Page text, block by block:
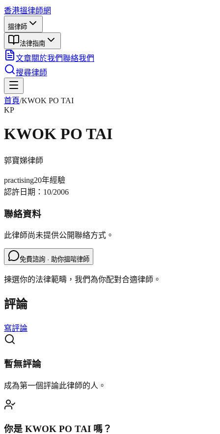
香港搵律師網
搵律師
法律指南
文章關於我們聯絡我們
搜尋律師
首頁/KWOK PO TAI
KP
KWOK PO TAI
郭寶娣律師
practising20年經驗
認許日期： 10/2006
聯絡資料
此律師尚未提供公開聯絡方式。
免費諮詢 · 助你搵啱律師
揀選你的法律範疇，我們為你配對合適律師。
評論
寫評論
暫無評論
成為第一個評論此律師的人。
你是 KWOK PO TAI 嗎？